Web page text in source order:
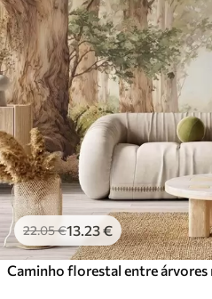
22.05€13 .23€